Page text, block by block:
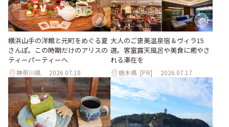
横浜山手の洋館と元町をめぐる夏
さんぽ。この時期だけのアリスの
ティーパーティーへ
神奈川県 2026.07.18
大人のご褒美温泉宿＆ヴィラ15
選。客室露天風呂や美食に癒やさ
れる滞在を
栃木県 [PR] 2026.07.17